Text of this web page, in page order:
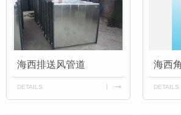
海西排送风管道
DETAILS
海西
DETAILS